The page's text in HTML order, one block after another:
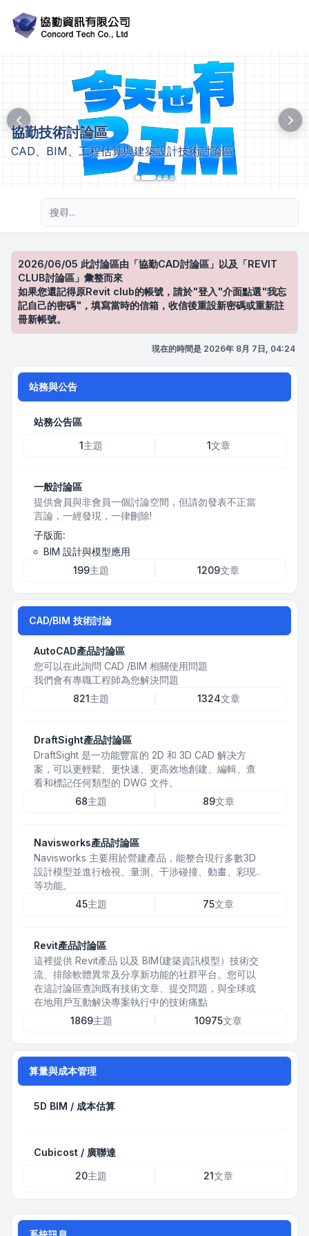
協勤技術討論區
CAD、BIM、工程估算與建築設計技術討論區
2026/06/05 此討論區由「協勤CAD討論區」以及「REVIT
CLUB討論區」彙整而來
如果您還記得原Revit club的帳號，請於"登入"介面點選"我忘
記自己的密碼"，填寫當時的信箱，收信後重設新密碼或重新註
冊新帳號。
現在的時間是 2026年 8月 7日, 04:24
站務與公告
站務公告區
1主題 1文章
一般討論區
提供會員與非會員一個討論空間，但請勿發表不正當
言論，一經發現，一律刪除!
子版面:
BIM 設計與模型應用
199主題 1209文章
CAD/BIM 技術討論
AutoCAD產品討論區
您可以在此詢問 CAD /BIM 相關使用問題
我們會有專職工程師為您解決問題
821主題 1324文章
DraftSight產品討論區
DraftSight 是一功能豐富的 2D 和 3D CAD 解决方
案，可以更輕鬆、更快速、更高效地創建、編輯、查
看和標記任何類型的 DWG 文件。
68主題 89文章
Navisworks產品討論區
Navisworks 主要用於營建產品，能整合現行多數3D
設計模型並進行檢視、量測、干涉碰撞、動畫、彩現..
等功能。
45主題 75文章
Revit產品討論區
這裡提供 Revit產品 以及 BIM(建築資訊模型）技術交
流、排除軟體異常及分享新功能的社群平台。您可以
在這討論區查詢既有技術文章、提交問題，與全球或
在地用戶互動解決專案執行中的技術痛點
1869主題 10975文章
算量與成本管理
5D BIM / 成本估算
Cubicost / 廣聯達
20主題 21文章